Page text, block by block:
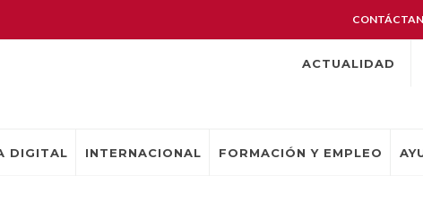
ACTUALIDAD
DIGITAL INTERNACIONAL FORMACIÓN Y EMPLEO